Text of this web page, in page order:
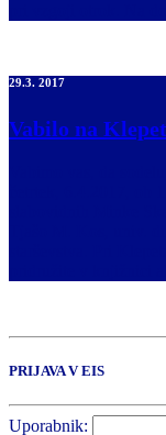
29.3. 2017
Vabilo na
PRIJAVA V EIS
Uporabnik: